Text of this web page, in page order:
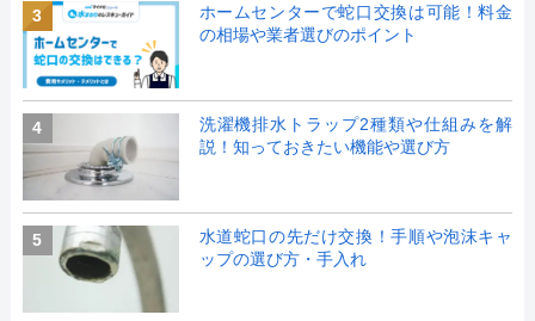
3
ホームセンターで蛇口交換は可能！料金
の相場や業者選びのポイント
4
洗濯機排水トラップ2種類や仕組みを解
説！知っておきたい機能や選び方
5
水道蛇口の先だけ交換！手順や泡沫キャ
ップの選び方・手入れ